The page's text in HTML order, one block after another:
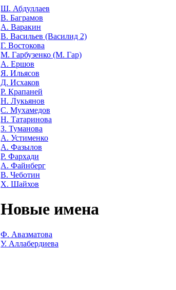
Ш. Абдуллаев
В. Баграмов
А. Варакин
В. Васильев (Василид 2)
Г. Востокова
М. Гарбузенко (М. Гар)
А. Ершов
Я. Ильясов
Д. Исхаков
Р. Крапаней
Н. Лукьянов
С. Мухамедов
Н. Татаринова
З. Туманова
А. Устименко
А. Фазылов
Р. Фархади
А. Файнберг
В. Чеботин
Х. Шайхов
Новые имена
Ф. Авазматова
У. Аллабердиева